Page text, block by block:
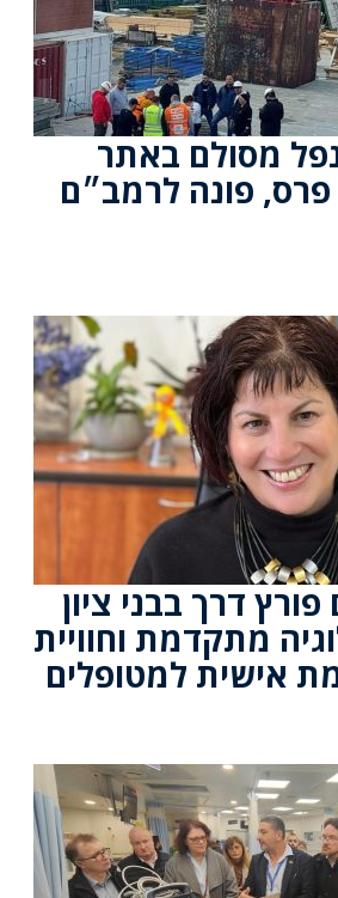
מסולם באתר
פרס, פונה לרמב״ם
דרך בבני ציון
מתקדמת וחוויית
אישית למטופלים